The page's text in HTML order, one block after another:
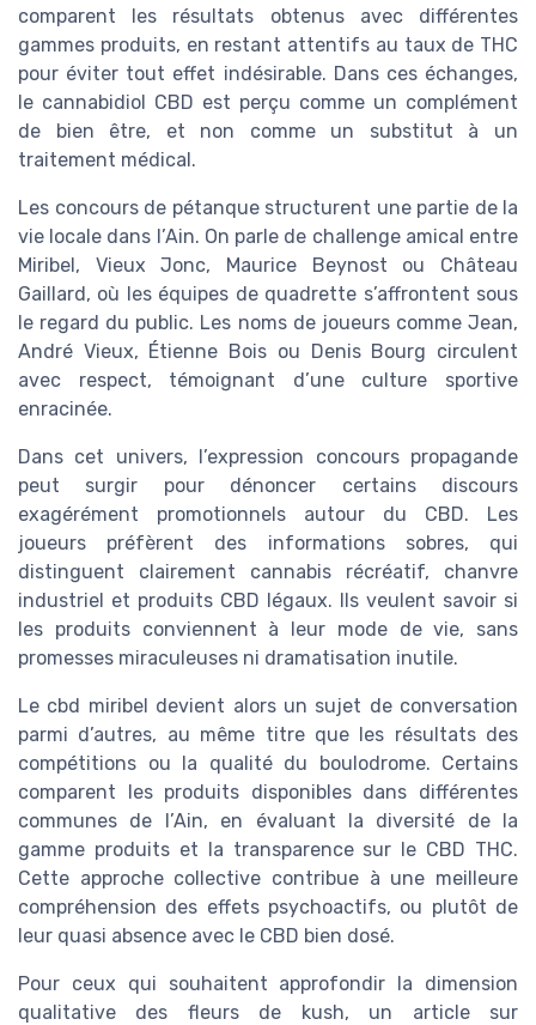
comparent les résultats obtenus avec différentes
gammes produits, en restant attentifs au taux de THC
pour éviter tout effet indésirable. Dans ces échanges,
le cannabidiol CBD est perçu comme un complément
de bien être, et non comme un substitut à un
traitement médical.
Les concours de pétanque structurent une partie de la
vie locale dans l’Ain. On parle de challenge amical entre
Miribel, Vieux Jonc, Maurice Beynost ou Château
Gaillard, où les équipes de quadrette s’affrontent sous
le regard du public. Les noms de joueurs comme Jean,
André Vieux, Étienne Bois ou Denis Bourg circulent
avec respect, témoignant d’une culture sportive
enracinée.
Dans cet univers, l’expression concours propagande
peut surgir pour dénoncer certains discours
exagérément promotionnels autour du CBD. Les
joueurs préfèrent des informations sobres, qui
distinguent clairement cannabis récréatif, chanvre
industriel et produits CBD légaux. Ils veulent savoir si
les produits conviennent à leur mode de vie, sans
promesses miraculeuses ni dramatisation inutile.
Le cbd miribel devient alors un sujet de conversation
parmi d’autres, au même titre que les résultats des
compétitions ou la qualité du boulodrome. Certains
comparent les produits disponibles dans différentes
communes de l’Ain, en évaluant la diversité de la
gamme produits et la transparence sur le CBD THC.
Cette approche collective contribue à une meilleure
compréhension des effets psychoactifs, ou plutôt de
leur quasi absence avec le CBD bien dosé.
Pour ceux qui souhaitent approfondir la dimension
qualitative des fleurs de kush, un article sur